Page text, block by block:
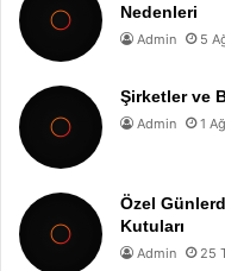
Nedenleri
Admin 5
Şirketler ve
Admin 1
Özel
Kutuları
Admin 25